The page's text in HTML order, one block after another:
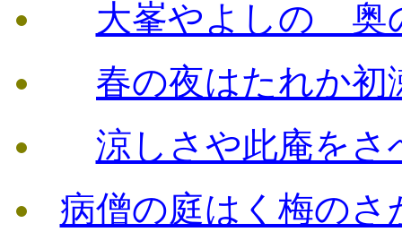
大峯やよしのゝ奥
春の夜はたれか初
涼しさや此庵をさ
病僧の庭はく梅の